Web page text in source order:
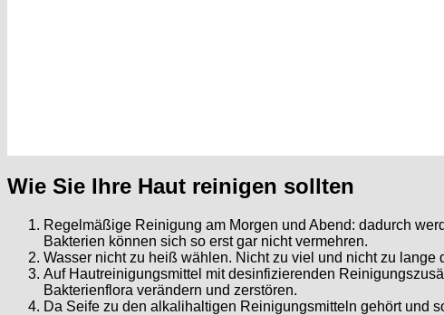
Wie Sie Ihre Haut reinigen sollten
Regelmäßige Reinigung am Morgen und Abend: dadurch
Bakterien können sich so erst gar nicht vermehren.
Wasser nicht zu heiß wählen. Nicht zu viel und nicht zu
Auf Hautreinigungsmittel mit desinfizierenden
Bakterienflora verändern und zerstören.
Da Seife zu den alkalihaltigen Reinigungsmitteln gehört und